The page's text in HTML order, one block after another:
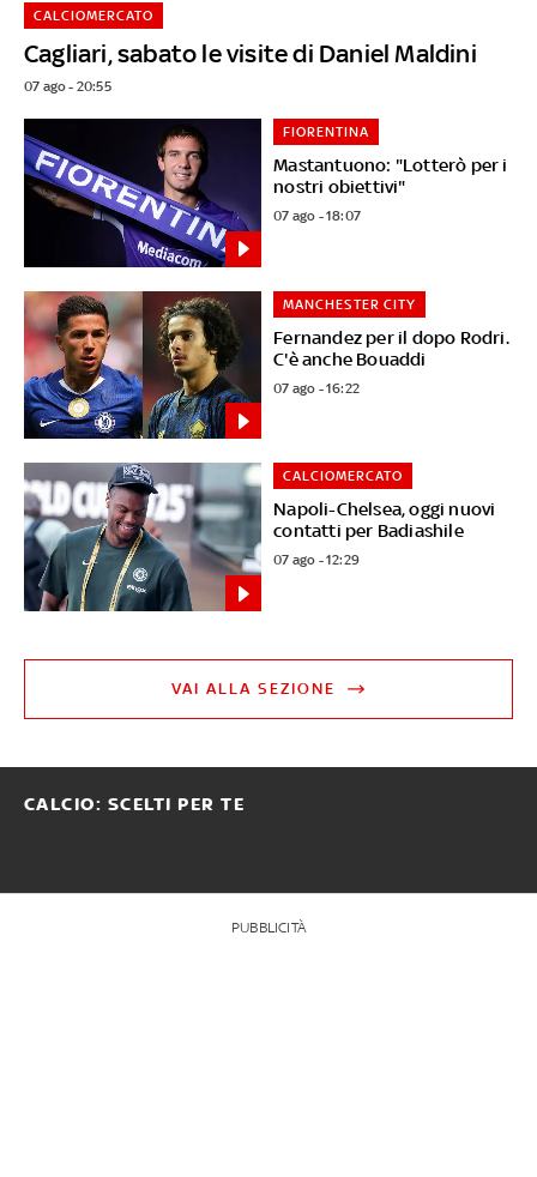
Cagliari, sabato le visite di Daniel Maldini
CALCIOMERCATO
07 ago - 20:55
Mastantuono: "Lotterò per i
nostri obiettivi"
FIORENTINA
07 ago - 18:07
Fernandez per il dopo Rodri.
C'è anche Bouaddi
MANCHESTER CITY
07 ago - 16:22
Napoli-Chelsea, oggi nuovi
contatti per Badiashile
CALCIOMERCATO
07 ago - 12:29
VAI ALLA SEZIONE
CALCIO: SCELTI PER TE
PUBBLICITÀ